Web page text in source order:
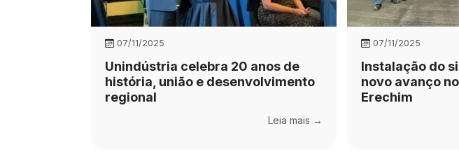
07/11/2025
Unindústria celebra 20 anos de
história, união e desenvolvimento
regional
Leia mais →
07/11/2025
Instalação do
novo avanço
Erechim